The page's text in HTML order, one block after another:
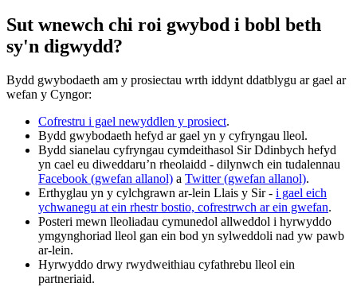
Sut wnewch chi roi gwybod i bobl beth
sy'n digwydd?
Bydd gwybodaeth am y prosiectau wrth iddynt ddatblygu ar gael ar
wefan y Cyngor:
Cofrestru i gael newyddlen y prosiect.
Bydd gwybodaeth hefyd ar gael yn y cyfryngau lleol.
Bydd sianelau cyfryngau cymdeithasol Sir Ddinbych hefyd
yn cael eu diweddaru’n rheolaidd - dilynwch ein tudalennau
Facebook (gwefan allanol) a Twitter (gwefan allanol).
Erthyglau yn y cylchgrawn ar-lein Llais y Sir - i gael eich
ychwanegu at ein rhestr bostio, cofrestrwch ar ein gwefan.
Posteri mewn lleoliadau cymunedol allweddol i hyrwyddo
ymgynghoriad lleol gan ein bod yn sylweddoli nad yw pawb
ar-lein.
Hyrwyddo drwy rwydweithiau cyfathrebu lleol ein
partneriaid.